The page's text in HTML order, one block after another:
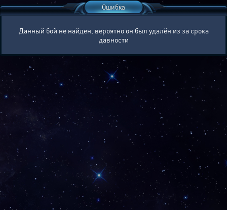
Ошибка
Данный бой не найден, вероятно он был удалён из за срока
давности